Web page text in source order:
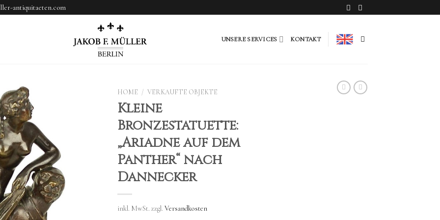
antiquitaeten.com
UNSERE SERVICES KONTAKT
HOME / VERKAUFTE OBJEKTE
Kleine
Bronzestatuette:
„Ariadne auf dem
Panther“ nach
Dannecker
inkl. MwSt. zzgl. Versandkosten